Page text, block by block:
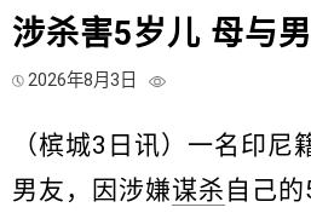
涉杀害5岁儿 母与
2026年8月3日
（槟城3日讯）一名印尼
男友，因涉嫌谋杀 自己